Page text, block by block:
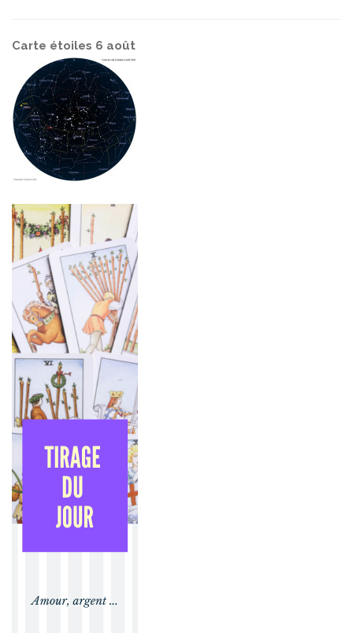
Carte étoiles 6 août